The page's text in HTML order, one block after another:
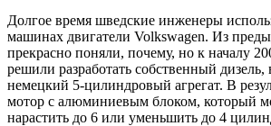
Долгое время шведские инженеры
машинах двигатели Volkswagen. Из
прекрасно поняли, почему, но к началу
решили разработать собственный дизель,
немецкий 5-цилиндровый агрегат. В
мотор с алюминиевым блоком, который
нарастить до 6 или уменьшить до 4